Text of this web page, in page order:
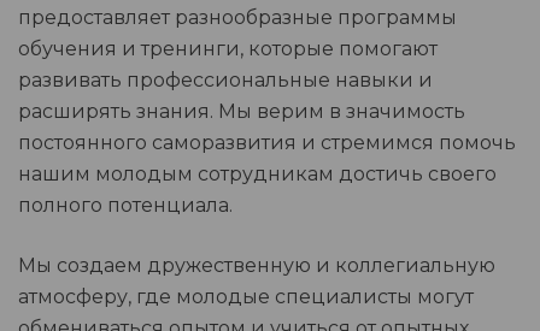
предоставляет разнообразные программы
обучения и тренинги, которые помогают
развивать профессиональные навыки и
расширять знания. Мы верим в значимость
постоянного саморазвития и стремимся помочь
нашим молодым сотрудникам достичь своего
полного потенциала.
Мы создаем дружественную и коллегиальную
атмосферу, где молодые специалисты могут